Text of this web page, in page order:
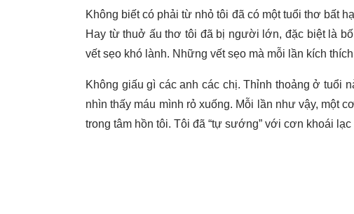
Không biết có phải từ nhỏ tôi đã có một tuổi thơ bất
Hay từ thuở ấu thơ tôi đã bị người lớn, đặc biệt là
vết sẹo khó lành. Những vết sẹo mà mỗi lần kích
Không giấu gì các anh các chị. Thỉnh thoảng ở tuổi
nhìn thấy máu mình rỏ xuống. Mỗi lần như vậy, một
trong tâm hồn tôi. Tôi đã “tự sướng” với cơn khoái